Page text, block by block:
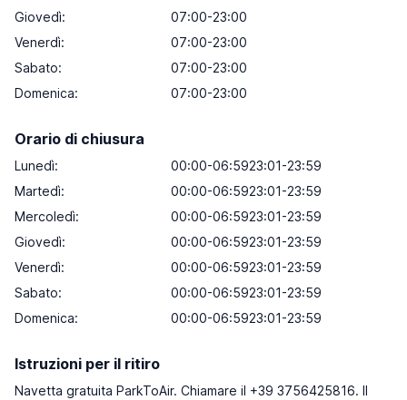
Giovedì:
07:00-23:00
Venerdì:
07:00-23:00
Sabato:
07:00-23:00
Domenica: 07:00-23:00
Orario di chiusura
Lunedì:
00:00-06:5923:01-23:59
Martedì:
00:00-06:5923:01-23:59
Mercoledì:
00:00-06:5923:01-23:59
Giovedì:
00:00-06:5923:01-23:59
Venerdì:
00:00-06:5923:01-23:59
Sabato:
00:00-06:5923:01-23:59
Domenica:
00:00-06:5923:01-23:59
Istruzioni per il ritiro
Navetta gratuita ParkToAir. Chiamare il +39 3756425816. Il